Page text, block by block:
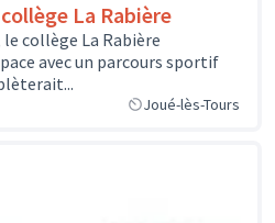
La Rabière
collège La Rabière
avec un parcours sportif
Joué-lès-Tours